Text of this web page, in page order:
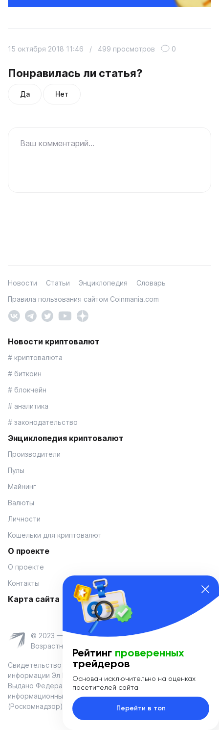
Понравилась ли статья?
Да Нет
15 октября 2018 11:46 / 499 просмотров 0
Ваш комментарий...
Новости Статьи Энциклопедия
Словарь
Правила пользования сайтом Coinmania.com
Новости криптовалют
# криптовалюта
# биткоин
# блокчейн
# аналитика
# законодательство
Энциклопедия криптовалют
Производители
Пулы
Майнинг
Валюты
Личности
Кошельки для криптовалют
О проекте
О проекте
Контакты
Карта сайта
© 2023 — Coinmania
Возрастное ограничение 16+
Свидетельство о регистрации средства массовой
информации Эл № ФС 77-74908 от «25» января 2019 г.
Выдано Федеральной службой по надзору в сфере связи,
информационных технологий и массовых коммуникаций
(Роскомнадзор)
Рейтинг проверенных
трейдеров
Основан исключительно на оценках
посетителей сайта
Перейти в топ